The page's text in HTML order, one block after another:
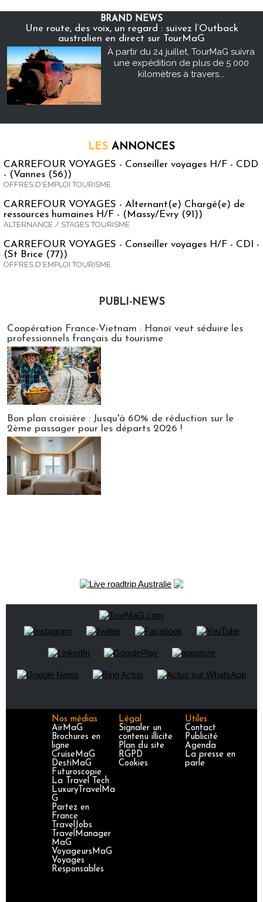
BRAND NEWS
Une route, des voix, un regard : suivez l’Outback
australien en direct sur TourMaG
À partir du 24 juillet, TourMaG suivra
une expédition de plus de 5 000
kilomètres à travers...
LES ANNONCES
CARREFOUR VOYAGES - Conseiller voyages H/F - CDD
- (Vannes (56))
OFFRES D'EMPLOI TOURISME
CARREFOUR VOYAGES - Alternant(e) Chargé(e) de
ressources humaines H/F - (Massy/Evry (91))
ALTERNANCE / STAGES TOURISME
CARREFOUR VOYAGES - Conseiller voyages H/F - CDI -
(St Brice (77))
OFFRES D'EMPLOI TOURISME
PUBLI-NEWS
Coopération France-Vietnam : Hanoï veut séduire les
professionnels français du tourisme
Bon plan croisière : Jusqu'à 60% de réduction sur le
2ème passager pour les départs 2026 !
Nos médias
AirMaG
Brochures en
ligne
CruiseMaG
DestiMaG
Futuroscopie
La Travel Tech
LuxuryTravelMa
G
Partez en
France
TravelJobs
TravelManager
MaG
VoyageursMaG
Voyages
Responsables
Légal
Signaler un
contenu illicite
Plan du site
RGPD
Cookies
Utiles
Contact
Publicité
Agenda
La presse en
parle